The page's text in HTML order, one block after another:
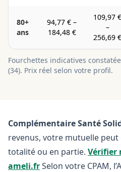
80+
ans
94,77 € –
184,48 €
109,97 €
–
256,69 €
Fourchettes indicatives
(34). Prix réel selon votre profil.
Complémentaire Santé
revenus, votre mutuelle
totalité ou en partie. Vérifier
ameli.frSelon votre CPAM,